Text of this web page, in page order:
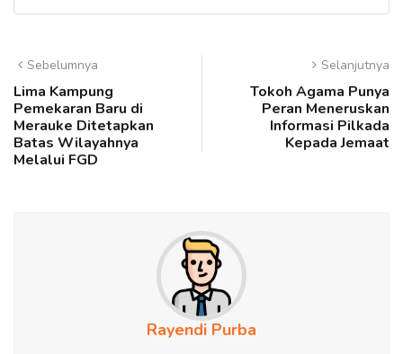
Sebelumnya
Lima Kampung
Pemekaran Baru di
Merauke Ditetapkan
Batas Wilayahnya
Melalui FGD
Selanjutnya
Tokoh Agama Punya
Peran Meneruskan
Informasi Pilkada
Kepada Jemaat
Rayendi Purba